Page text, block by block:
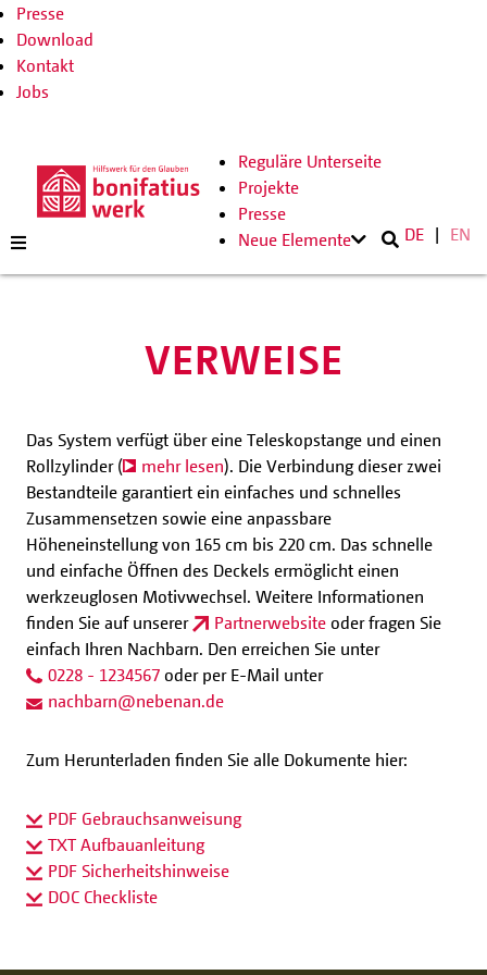
Presse
Download
Kontakt
Jobs
Reguläre Unterseite
Projekte
Presse
Neue Elemente
DE EN
VERWEISE
Das System verfügt über eine Teleskopstange und einen
Rollzylinder (
mehr lesen). Die Verbindung dieser zwei
Bestandteile garantiert ein einfaches und schnelles
Zusammensetzen sowie eine anpassbare
Höheneinstellung von 165 cm bis 220 cm. Das schnelle
und einfache Öffnen des Deckels ermöglicht einen
werkzeuglosen Motivwechsel. Weitere Informationen
finden Sie auf unserer
Partnerwebsite oder fragen Sie
einfach Ihren Nachbarn. Den erreichen Sie unter
0228 - 1234567 oder per E-Mail unter
nachbarn@nebenan.de
Zum Herunterladen finden Sie alle Dokumente hier:
PDF Gebrauchsanweisung
TXT Aufbauanleitung
PDF Sicherheitshinweise
DOC Checkliste